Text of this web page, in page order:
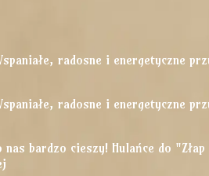
radosne i energetyczne
radosne i energetyczne
bardzo cieszy! Hulańce do